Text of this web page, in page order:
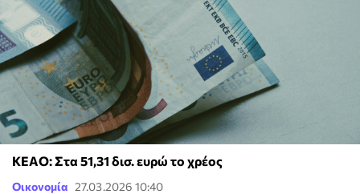
ΚΕΑΟ: Στα 51,31 δισ. ευρώ το χρέος
Οικονομία 27.03.2026 10:40